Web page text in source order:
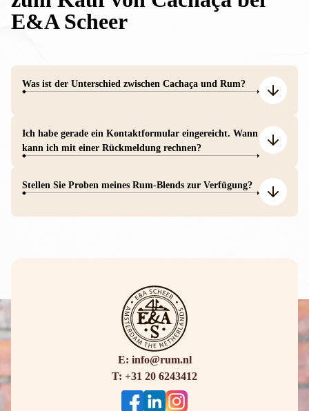
E&A Scheer
Was ist der Unterschied zwischen Cachaça und Rum?
Ich habe gerade ein Kontaktformular eingereicht. Wann
kann ich mit einer Rückmeldung rechnen?
Stellen Sie Proben meines Rum-Blends zur Verfügung?
E: info@rum.nl
T: +31 20 6243412